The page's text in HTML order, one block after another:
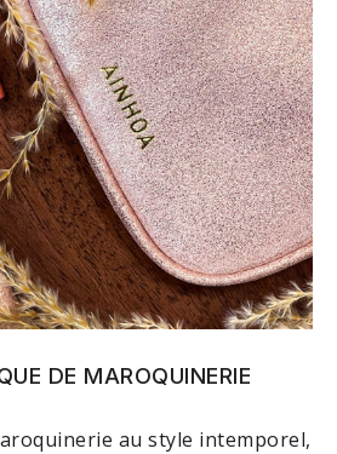
DE MAROQUINERIE
au style intemporel,